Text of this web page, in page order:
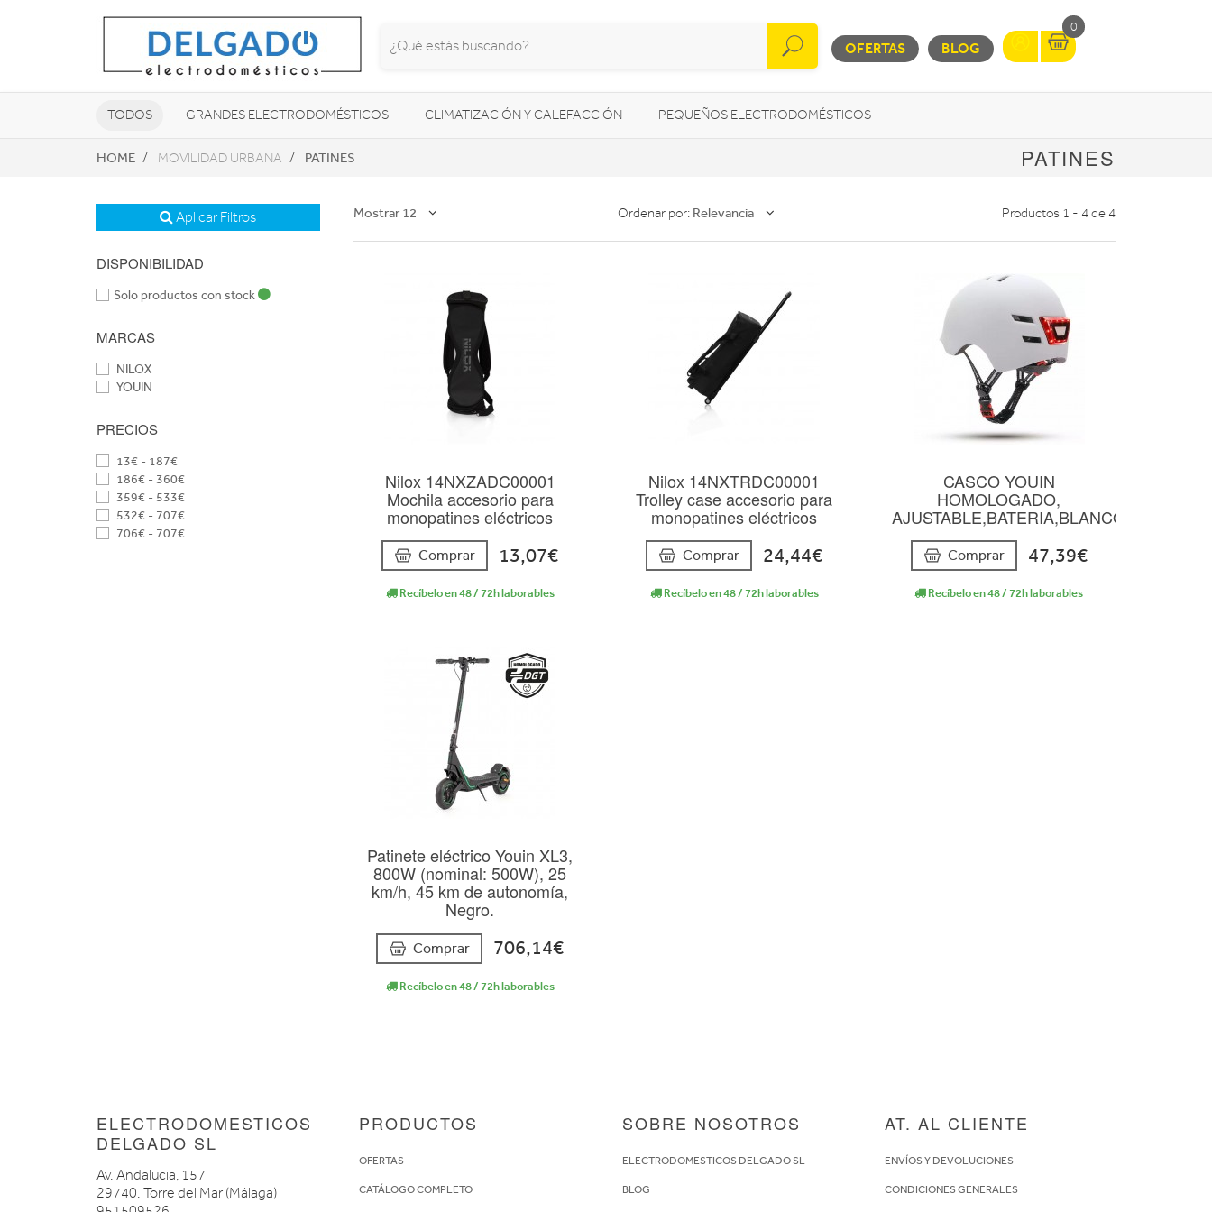
OFERTAS BLOG
0
TODOS GRANDES ELECTRODOMÉSTICOS CLIMATIZACIÓN Y CALEFACCIÓN PEQUEÑOS ELECTRODOMÉSTICOS
TELEVISORES Y REPRODUCTORES MOVILIDAD URBANA
NAVEGADORES GPS CONSOLAS HIGIENE Y SALUD ENERGÍA
HOME MOVILIDAD URBANA PATINES PATINES
Aplicar Filtros
DISPONIBILIDAD
Solo productos con stock
MARCAS
NILOX
YOUIN
PRECIOS
13€ - 187€
186€ - 360€
359€ - 533€
532€ - 707€
706€ - 707€
Mostrar 12 Ordenar por: Relevancia Productos 1 - 4 de 4
Nilox 14NXZADC00001
Mochila accesorio para
monopatines eléctricos
Comprar 13,07€
Recíbelo en 48 / 72h laborables
Nilox 14NXTRDC00001
Trolley case accesorio para
monopatines eléctricos
Comprar 24,44€
Recíbelo en 48 / 72h laborables
CASCO YOUIN
HOMOLOGADO,
AJUSTABLE,BATERIA,BLANCO
Comprar 47,39€
Recíbelo en 48 / 72h laborables
Patinete eléctrico Youin XL3,
800W (nominal: 500W), 25
km/h, 45 km de autonomía,
Negro.
Comprar 706,14€
Recíbelo en 48 / 72h laborables
ELECTRODOMESTICOS
DELGADO SL
Av. Andalucia, 157
29740. Torre del Mar (Málaga)
PRODUCTOS
OFERTAS
CATÁLOGO COMPLETO
SOBRE NOSOTROS
ELECTRODOMESTICOS DELGADO SL
BLOG
AT. AL CLIENTE
ENVÍOS Y DEVOLUCIONES
CONDICIONES GENERALES